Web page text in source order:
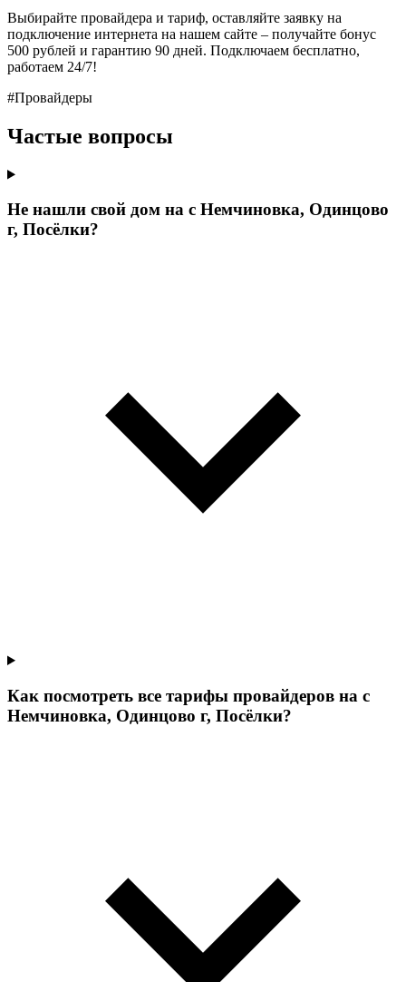
Выбирайте провайдера и тариф, оставляйте заявку на
подключение интернета на нашем сайте – получайте бонус
500 рублей и гарантию 90 дней. Подключаем бесплатно,
работаем 24/7!
#Провайдеры
Частые вопросы
Не нашли свой дом на с Немчиновка, Одинцово
г, Посёлки?
Как посмотреть все тарифы провайдеров на с
Немчиновка, Одинцово г, Посёлки?